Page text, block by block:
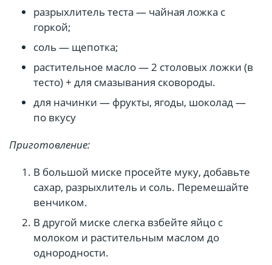
разрыхлитель теста — чайная ложка с
горкой;
соль — щепотка;
растительное масло — 2 столовых ложки (в
тесто) + для смазывания сковороды.
для начинки — фрукты, ягоды, шоколад —
по вкусу
Приготовление:
В большой миске просейте муку, добавьте
сахар, разрыхлитель и соль. Перемешайте
венчиком.
В другой миске слегка взбейте яйцо с
молоком и растительным маслом до
однородности.